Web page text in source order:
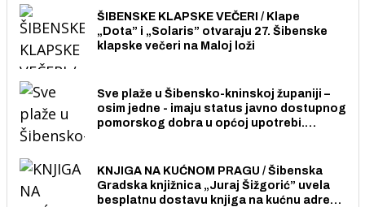
ŠIBENSKE KLAPSKE VEČERI / Klape
„Dota” i „Solaris” otvaraju 27. Šibenske
klapske večeri na Maloj loži
Sve plaže u Šibensko-kninskoj županiji –
osim jedne - imaju status javno dostupnog
pomorskog dobra u općoj upotrebi.
KNJIGA NA KUĆNOM PRAGU / Šibenska
Gradska knjižnica „Juraj Šižgorić” uvela
besplatnu dostavu knjiga na kućnu adresu